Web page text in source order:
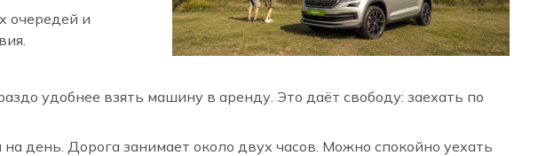
очередей и
удобнее взять машину в аренду. Это даёт свободу: заехать по
день. Дорога занимает около двух часов. Можно спокойно уехать